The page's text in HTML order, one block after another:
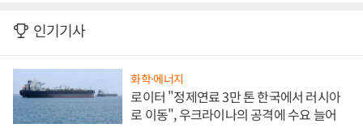
인기기사
화학·에너지
로이터 "정제연료 3만 톤 한국에서 러시아
로 이동", 우크라이나의 공격에 수요 늘어